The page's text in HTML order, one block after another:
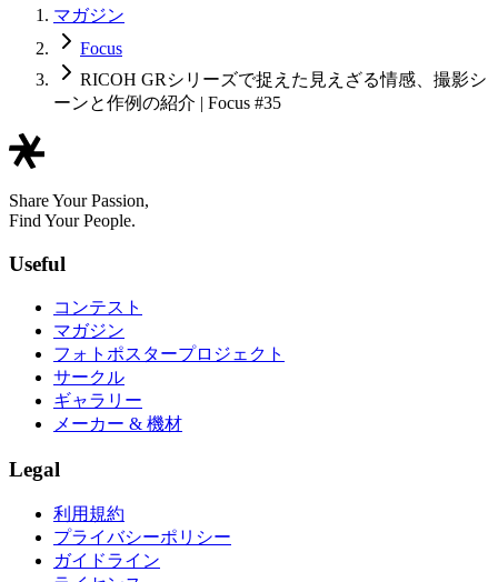
マガジン
Focus
RICOH GRシリーズで捉えた見えざる情感、撮影シ
ーンと作例の紹介 | Focus #35
Share Your Passion,
Find Your People.
Useful
コンテスト
マガジン
フォトポスタープロジェクト
サークル
ギャラリー
メーカー & 機材
Legal
利用規約
プライバシーポリシー
ガイドライン